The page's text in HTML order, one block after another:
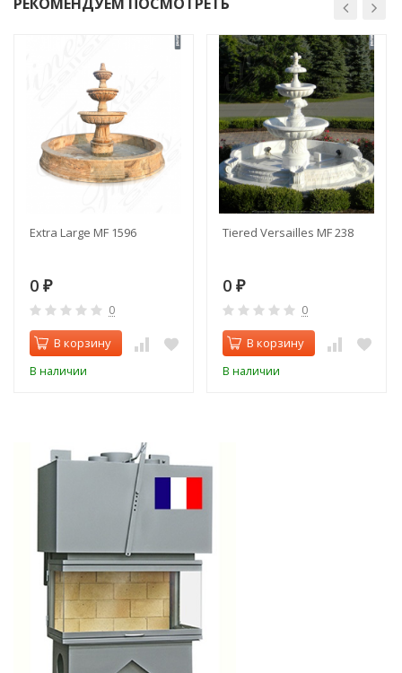
Extra Large MF 1596
0 ₽
0
В корзину
В наличии
Tiered Versailles MF 238
0 ₽
0
В корзину
В наличии